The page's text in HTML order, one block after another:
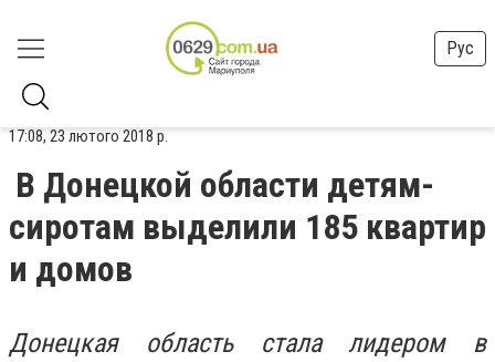
Рус
17:08, 23 лютого 2018 р.
В Донецкой области детям-
сиротам выделили 185 квартир
и домов
Донецкая область стала лидером в